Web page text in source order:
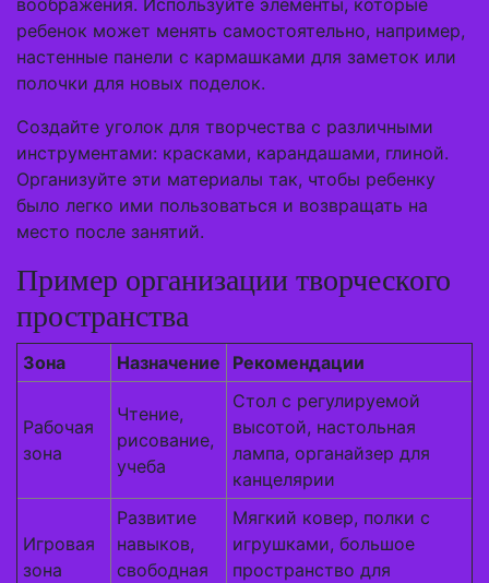
воображения. Используйте элементы, которые
ребенок может менять самостоятельно, например,
настенные панели с кармашками для заметок или
полочки для новых поделок.
Создайте уголок для творчества с различными
инструментами: красками, карандашами, глиной.
Организуйте эти материалы так, чтобы ребенку
было легко ими пользоваться и возвращать на
место после занятий.
Пример организации творческого
пространства
Зона Назначение Рекомендации
Рабочая
зона
Чтение,
рисование,
учеба
Стол с регулируемой
высотой, настольная
лампа, органайзер для
канцелярии
Игровая
зона
Развитие
навыков,
свободная
Мягкий ковер, полки с
игрушками, большое
пространство для